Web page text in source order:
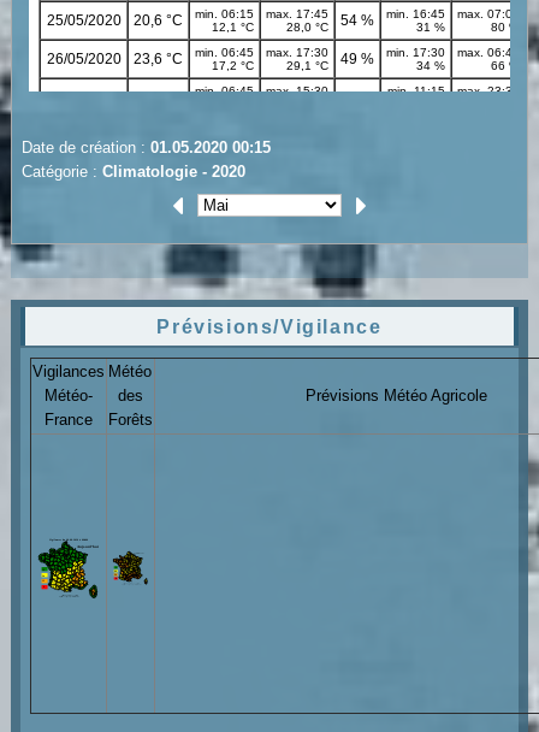
Date de création : 01.05.2020 00:15
Catégorie : Climatologie - 2020
Prévisions/Vigilance
Vigilances
Météo-
France
Météo
des
Forêts
Prévisions Météo Agricole